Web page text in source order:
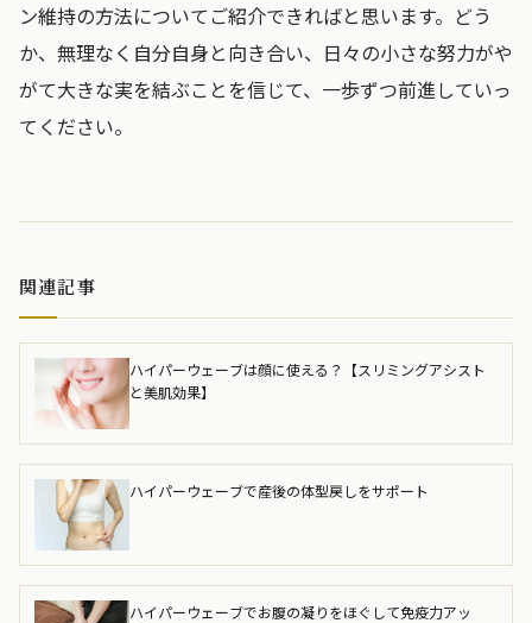
ン維持の方法についてご紹介できればと思います。どう
か、無理なく自分自身と向き合い、日々の小さな努力がや
がて大きな実を結ぶことを信じて、一歩ずつ前進していっ
てください。
関連記事
ハイパーウェーブは顔に使える？【スリミングアシスト
と美肌効果】
ハイパーウェーブで産後の体型戻しをサポート
ハイパーウェーブでお腹の凝りをほぐして免疫力アッ